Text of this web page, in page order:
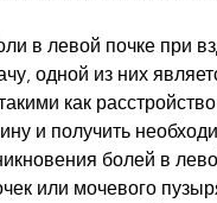
в левой почке при
одной из них
как
и получить
болей в
или мочевого